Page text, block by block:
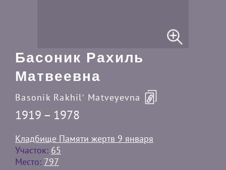
Басоник Рахиль
Матвеевна
Basonik Rakhilʹ Matveyevna
1919 – 1978
Кладбище Памяти жертв 9 января
Участок: 65
Место: 797